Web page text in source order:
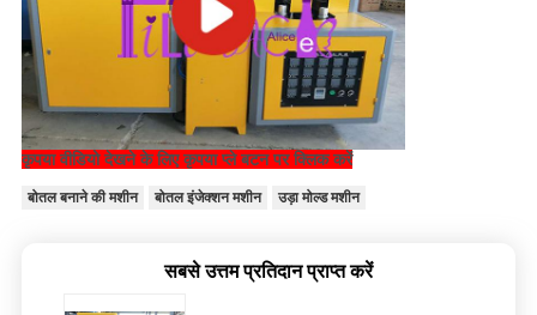
कृपया वीडियो देखने के लिए कृपया प्ले बटन पर क्लिक करें
बोतल बनाने की मशीन बोतल इंजेक्शन मशीन उड़ा मोल्ड मशीन
सबसे उत्तम प्रतिदान प्राप्त करें